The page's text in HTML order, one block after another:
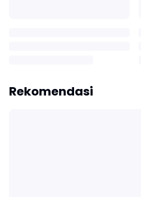
Rekomendasi